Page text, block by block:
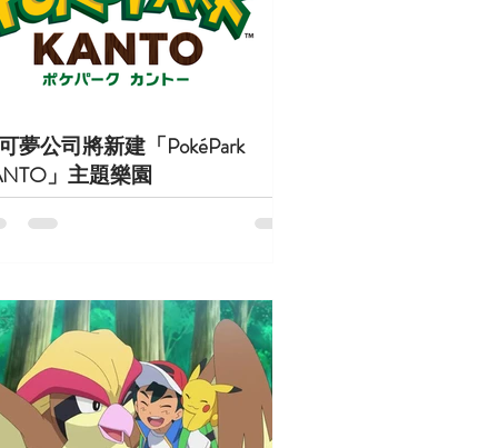
夢公司將新建「PokéPark
」主題樂園